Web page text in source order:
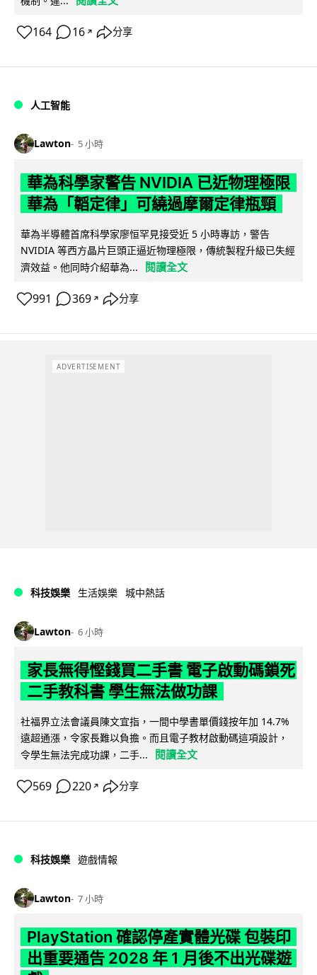
164 16 ↗ 分享
人工智能
Lawton 5 小時
華為科學家警告 NVIDIA 已近物理極限
華為「韜定律」可繞過摩爾定律瓶頸
華為半導體首席科學家廖恒罕見接受近 5 小時專訪，警告
NVIDIA 等西方晶片巨頭正逼近物理極限，傳統製程升級已失經
濟效益。他同時介紹華為...
閱讀全文
991 369 ↗ 分享
ADVERTISEMENT
科技娛樂 生活娛樂 城中熱話
Lawton 6 小時
家長無得慳錢買二手書 電子啟動碼鎖死
二手教科書 學生無法做功課
社福界立法會議員陳文宜指，一間中學書單價錢按年加 14.7%
遠超通漲，令家長難以負擔。而且電子教材啟動碼這項設計，
令學生無法完成功課，二手...
閱讀全文
569 220 ↗ 分享
科技娛樂 遊戲情報
Lawton 7 小時
PlayStation 確認停產實體光碟 包裝印
出重要通告 2028 年 1 月後不出光碟遊